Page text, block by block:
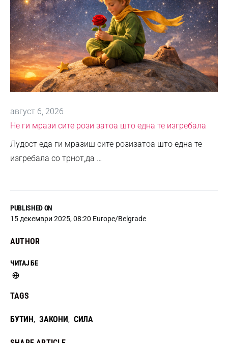
PUBLISHED ON
15 декември 2025, 08:20 Europe/Belgrade
AUTHOR
ЧИТАЈ БЕ
TAGS
БУТИН, ЗАКОНИ, СИЛА
август 6, 2026
Не ги мрази сите рози затоа што една те изгребала
Лудост еда ги мразиш сите розизатоа што една те
изгребала со трнот,да …